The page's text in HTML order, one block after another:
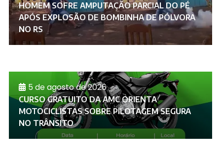
HOMEM SOFRE AMPUTAÇÃO PARCIAL DO PÉ
APÓS EXPLOSÃO DE BOMBINHA DE PÓLVORA
NO RS
5 de agosto de 2026
CURSO GRATUITO DA AMC ORIENTA
MOTOCICLISTAS SOBRE PILOTAGEM SEGURA
NO TRÂNSITO